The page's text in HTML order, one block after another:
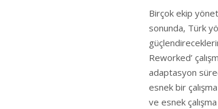
Birçok ekip
sonunda, Türk
Reworked’
adaptasyon
esnek bir
ve esnek çalışma